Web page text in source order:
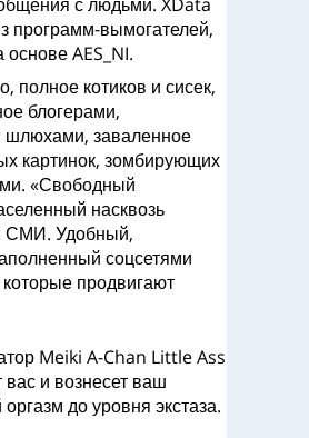
программ-вымогателей,
AES_NI.
полное котиков и сисек,
блогерами,
заваленное
картинок, зомбирующих
«Свободный
насквозь
СМИ. Удобный,
соцсетями
продвигают
Meiki A-Chan Little Ass
вас и вознесет ваш
до уровня экстаза.